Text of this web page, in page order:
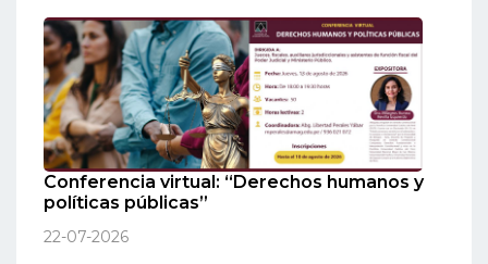
Conferencia virtual: “Derechos humanos y
políticas públicas”
22-07-2026